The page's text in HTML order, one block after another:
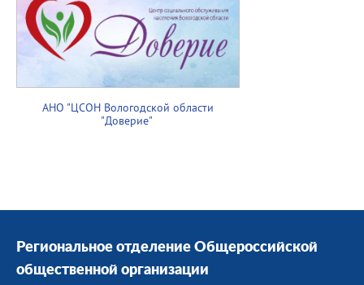
АНО "ЦСОН Вологодской области
"Доверие"
Региональное отделение Общероссийской
общественной организации